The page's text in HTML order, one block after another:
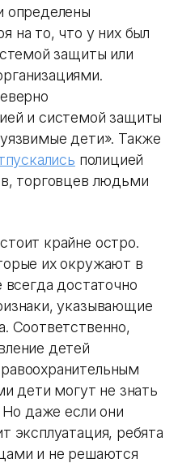
определены
на то, что у них был
защиты или
и системой защиты
дети». Также
полицией
торговцев людьми
крайне остро.
их окружают в
всегда достаточно
указывающие
Соответственно,
детей
дети могут не знать
даже если они
эксплуатация, ребята
и не решаются